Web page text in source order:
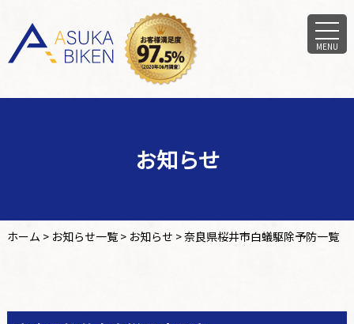
MENU
お知らせ
ホーム > お知らせ一覧> お知らせ >奈良県桜井市白蟻駆除予防一覧